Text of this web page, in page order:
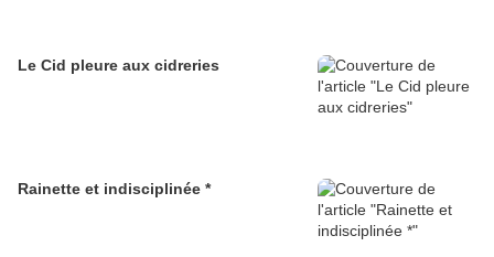
Le Cid pleure aux cidreries
Rainette et indisciplinée *